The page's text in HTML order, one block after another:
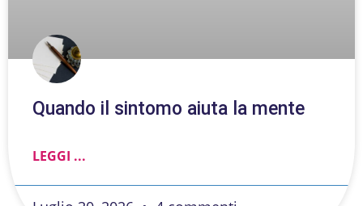
Quando il sintomo aiuta la mente
LEGGI ...